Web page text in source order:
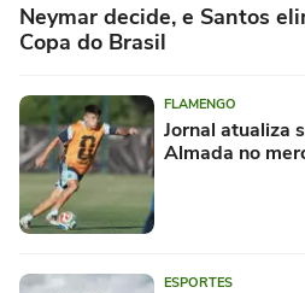
Neymar decide, e Santos
Copa do Brasil
FLAMENGO
Jornal atualiza
Almada no
ESPORTES